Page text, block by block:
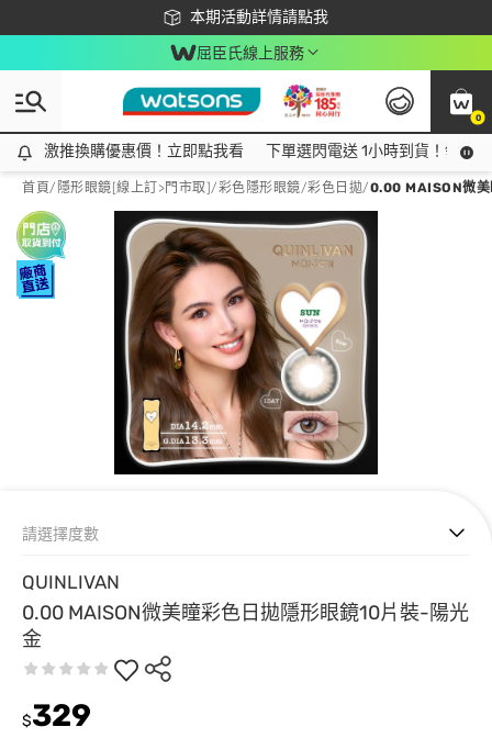
本期活動詳情請點我
下載app最高回饋$350
屈臣氏線上服務
0
激推換購優惠價！立即點我看
激推換購優惠價！立即點我看 下單選閃電送 1小時到貨！領神
首頁/ 隱形眼鏡[線上訂>門市取]/彩色隱形眼鏡/彩色日拋/0.00 MAISON微美
QUINLIVAN
0.00 MAISON微美瞳彩色日拋隱形眼鏡10片裝-陽光
金
$329
請選擇度數